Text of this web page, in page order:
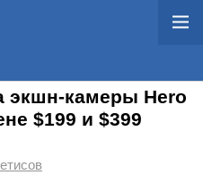
экшн-камеры Hero
$199 и $399